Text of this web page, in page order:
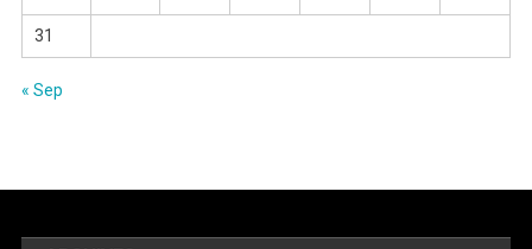
31
« Sep